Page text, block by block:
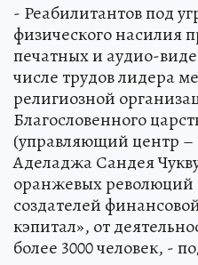
- Реабилитантов под
физического насилия
печатных и аудио-
числе трудов лидера
религиозной
Благословенного
(управляющий центр
Аделаджа Сандея
оранжевых
создателей
кэпитал», от
более 3000 человек, -